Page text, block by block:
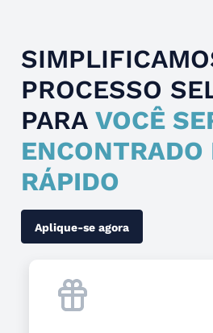
PROCESSO
PARA VOCÊ
ENCONTRADO
RÁPIDO
Aplique-se agora